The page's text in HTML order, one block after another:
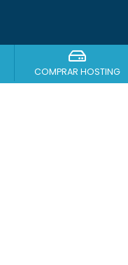
COMPRAR HOSTING